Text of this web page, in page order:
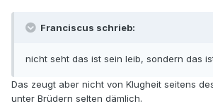
Franciscus schrieb:
nicht seht das ist sein leib, sondern das
Das zeugt aber nicht von Klugheit seitens
unter Brüdern selten dämlich.